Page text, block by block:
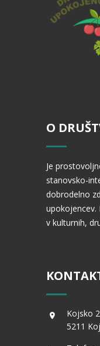
O
Je
stanovsko-
dobrodelno
upokojencev.
v kulturnih,
Kojsko
5211